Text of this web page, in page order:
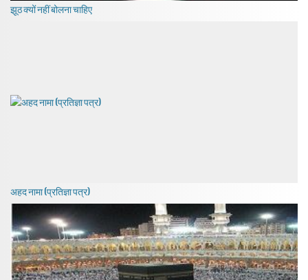
झूठ क्यों नहीं बोलना चाहिए
अहद नामा (प्रतिज्ञा पत्र)